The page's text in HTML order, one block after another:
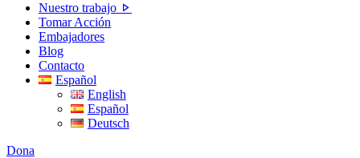
Nuestro trabajo
Tomar Acción
Embajadores
Blog
Contacto
Español
English
Español
Deutsch
Dona